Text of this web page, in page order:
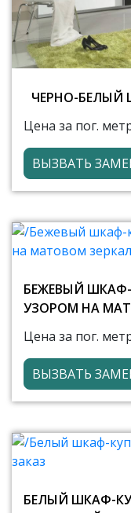
ЧЕРНО-БЕЛЫЙ
Цена за пог.
ВЫЗВАТЬ
БЕЖЕВЫЙ
УЗОРОМ НА
Цена за пог.
ВЫЗВАТЬ
БЕЛЫЙ ШКАФ-